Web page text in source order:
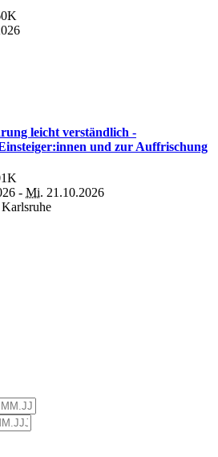
leicht verständlich -
und zur Auffrischung
- Mi. 21.10.2026